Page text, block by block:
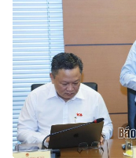
tận tâm của đội
mọi người dân
bằng, chất lượng và